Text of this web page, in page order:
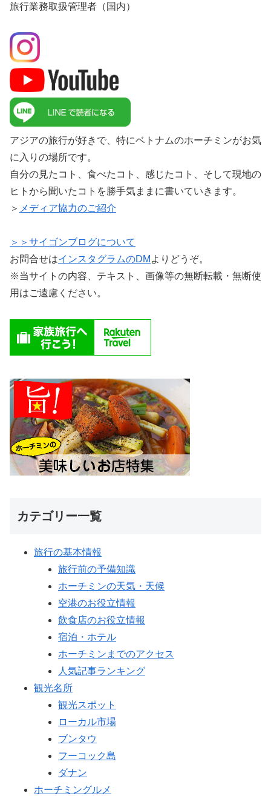
旅行業務取扱管理者（国内）
アジアの旅行が好きで、特にベトナムのホーチミンがお気
に入りの場所です。
自分の見たコト、食べたコト、感じたコト、そして現地の
ヒトから聞いたコトを勝手気ままに書いていきます。
＞ メディア協力のご紹介
＞＞サイゴンブログについて
お問合せはインスタグラムのDM よりどうぞ。
※当サイトの内容、テキスト、画像等の無断転載・無断使
用はご遠慮ください。
カテゴリー一覧
旅行の基本情報
旅行前の予備知識
ホーチミンの天気・天候
空港のお役立情報
飲食店のお役立情報
宿泊・ホテル
ホーチミンまでのアクセス
人気記事ランキング
観光名所
観光スポット
ローカル市場
ブンタウ
フーコック島
ダナン
ホーチミングルメ